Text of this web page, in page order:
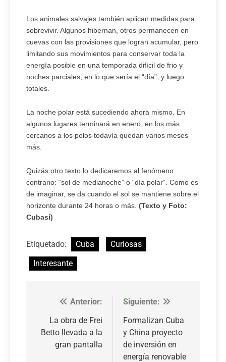
Los animales salvajes también aplican medidas para
sobrevivir. Algunos hibernan, otros permanecen en
cuevas con las provisiones que logran acumular, pero
limitando sus movimientos para conservar toda la
energía posible en una temporada difícil de frio y
noches parciales, en lo que sería el “día”, y luego
totales.
La noche polar está sucediendo ahora mismo. En
algunos lugares terminará en enero, en los más
cercanos a los polos todavía quedan varios meses
más.
Quizás otro texto lo dedicaremos al fenómeno
contrario: “sol de medianoche” o “día polar”. Como es
de imaginar, se da cuando el sol se mantiene sobre el
horizonte durante 24 horas o más. (Texto y Foto:
Cubasí)
Etiquetado: Cuba
Curiosas
Interesante
Navegación
entradas
Anterior:
La obra de Frei
Betto llevada a la
gran pantalla
Siguiente:
Formalizan Cuba
y China proyecto
de inversión en
energía renovable